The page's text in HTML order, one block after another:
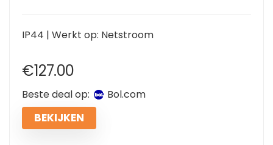
IP44 | Werkt op: Netstroom
€127.00
Beste deal op: bol.com
BEKIJKEN